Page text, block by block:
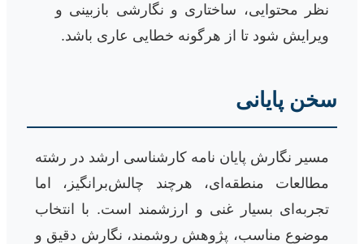
نظر محتوایی، ساختاری و نگارشی بازبینی و
ویرایش شود تا از هرگونه خطایی عاری باشد.
سخن پایانی
مسیر نگارش پایان نامه کارشناسی ارشد در رشته
مطالعات منطقه‌ای، هرچند چالش‌برانگیز، اما
تجربه‌ای بسیار غنی و ارزشمند است. با انتخاب
موضوع مناسب، پژوهش روشمند، نگارش دقیق و